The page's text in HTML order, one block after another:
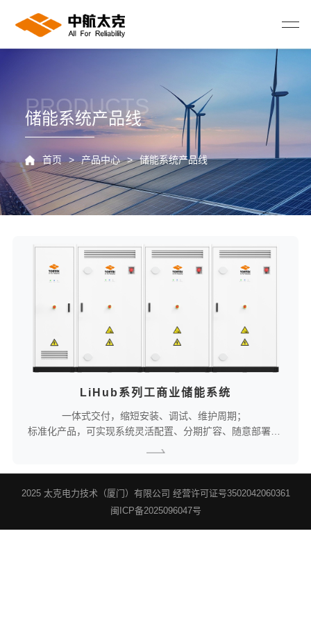
PRODUCTS
储能系统产品线
首页 > 产品中心 > 储能系统产品线
LiHub系列工商业储能系统
一体式交付，缩短安装、调试、维护周期；
标准化产品，可实现系统灵活配置、分期扩容、随意部署；
PCS、EMS、消防、空调等；
内置削峰填谷、需量管理、需求响应、电力扩容、限电模式、
应急备电等多种功能模式，满足多场景应用。
2025 太克电力技术（厦门）有限公司 经营许可证号3502042060361
闽ICP备2025096047号